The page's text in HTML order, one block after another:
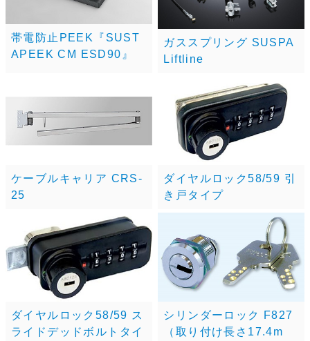
帯電防止PEEK『SUST
APEEK CM ESD90』
ガススプリング SUSPA
Liftline
ケーブルキャリア CRS-
25
ダイヤルロック58/59 引
き戸タイプ
ダイヤルロック58/59 ス
ライドデッドボルトタイ
シリンダーロック F827
（取り付け長さ17.4m